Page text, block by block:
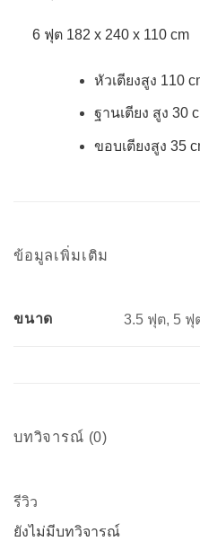
6 ฟุต 182 x 240 x 110 cm
หัวเตียงสูง 110
ฐานเตียง สูง 30
ขอบเตียงสูง 35
ข้อมูลเพิ่มเติม
ขนาด 3.5 ฟุต, 5 ฟุ
บทวิจารณ์ (0)
รีวิว
ยังไม่มีบทวิจารณ์